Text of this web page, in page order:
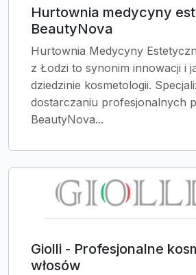
Hurtownia medycyny
BeautyNova
Hurtownia Medycyny
z Łodzi to synonim innowacji i
dziedzinie kosmetologii.
dostarczaniu profesjonalnych
BeautyNova...
Giolli - Profesjonalne
włosów